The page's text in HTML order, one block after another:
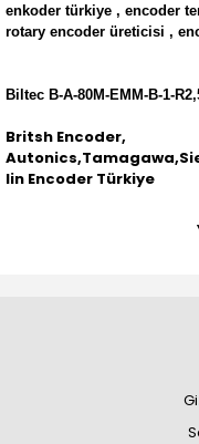
enkoder türkiye , encoder
rotary encoder üreticisi ,
Biltec B-A-80M-EMM-B-1-
Britsh Encoder,
lin Encoder Türkiye